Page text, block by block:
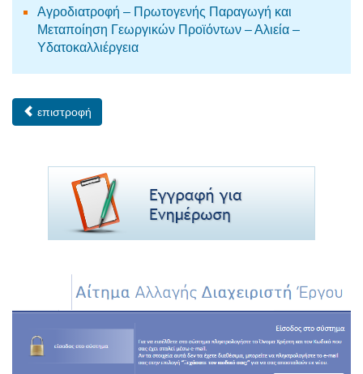
Αγροδιατροφή – Πρωτογενής Παραγωγή και
Μεταποίηση Γεωργικών Προϊόντων – Αλιεία –
Υδατοκαλλιέργεια
επιστροφή